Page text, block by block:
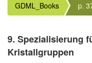
GDML_Books p.
9. Spezialisierung
Kristallgruppen